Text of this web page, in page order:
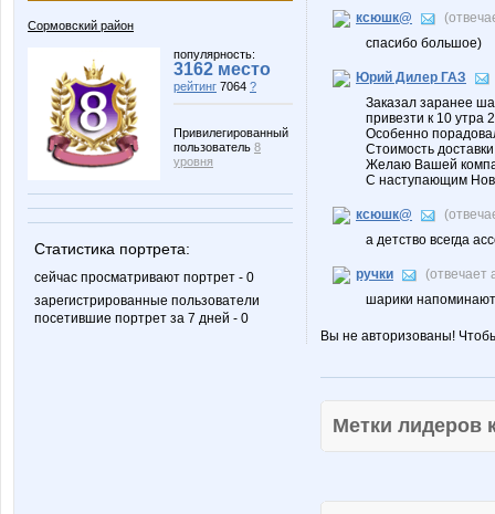
Сормовский район
популярность:
3162 место
рейтинг 7064 ?
Привилегированный
пользователь 8
уровня
Статистика портрета:
сейчас просматривают портрет - 0
зарегистрированные пользователи
посетившие портрет за 7 дней - 0
ксюшк@
спасибо большое)
Юрий Дилер ГАЗ
Заказал заранее
привезти к 10 утра
Особенно
Стоимость
Желаю Вашей
С наступающим
ксюшк@
а детство всегда
ручки
(отвечает
шарики
Вы не авторизованы!
Метки